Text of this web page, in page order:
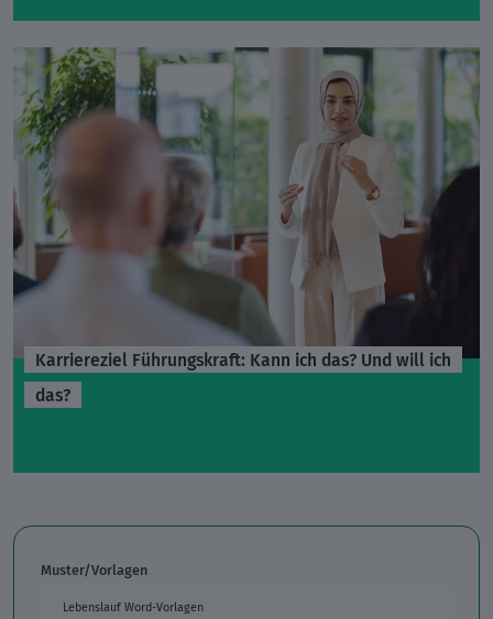
Karriereziel Führungskraft: Kann ich das? Und will ich
das?
Muster/Vorlagen
Lebenslauf Word-Vorlagen